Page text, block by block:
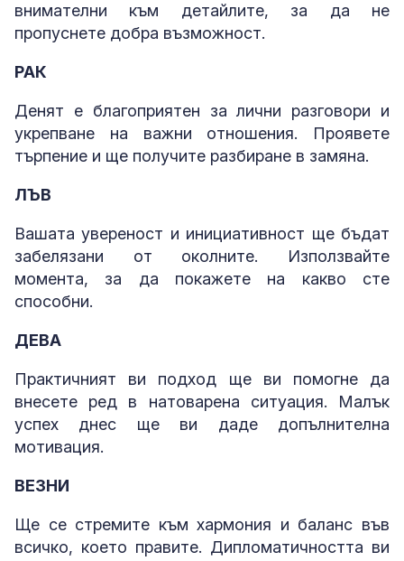
внимателни към детайлите, за да не
пропуснете добра възможност.
РАК
Денят е благоприятен за лични разговори и
укрепване на важни отношения. Проявете
търпение и ще получите разбиране в замяна.
ЛЪВ
Вашата увереност и инициативност ще бъдат
забелязани от околните. Използвайте
момента, за да покажете на какво сте
способни.
ДЕВА
Практичният ви подход ще ви помогне да
внесете ред в натоварена ситуация. Малък
успех днес ще ви даде допълнителна
мотивация.
ВЕЗНИ
Ще се стремите към хармония и баланс във
всичко, което правите. Дипломатичността ви